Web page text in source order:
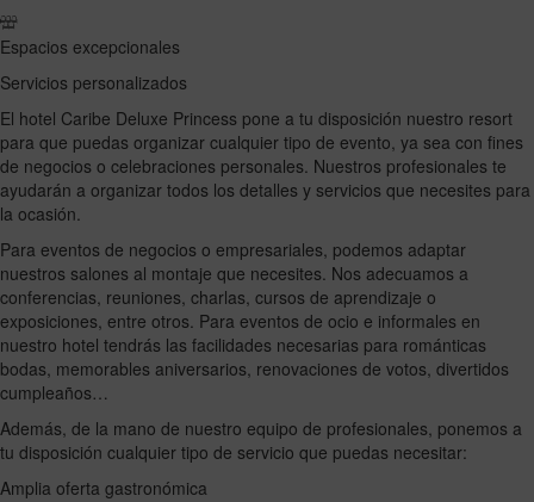
Espacios excepcionales
Servicios personalizados
El hotel Caribe Deluxe Princess pone a tu disposición nuestro resort
para que puedas organizar cualquier tipo de evento, ya sea con fines
de negocios o celebraciones personales. Nuestros profesionales te
ayudarán a organizar todos los detalles y servicios que necesites para
la ocasión.
Para eventos de negocios o empresariales, podemos adaptar
nuestros salones al montaje que necesites. Nos adecuamos a
conferencias, reuniones, charlas, cursos de aprendizaje o
exposiciones, entre otros. Para eventos de ocio e informales en
nuestro hotel tendrás las facilidades necesarias para románticas
bodas, memorables aniversarios, renovaciones de votos, divertidos
cumpleaños…
Además, de la mano de nuestro equipo de profesionales, ponemos a
tu disposición cualquier tipo de servicio que puedas necesitar:
Amplia oferta gastronómica